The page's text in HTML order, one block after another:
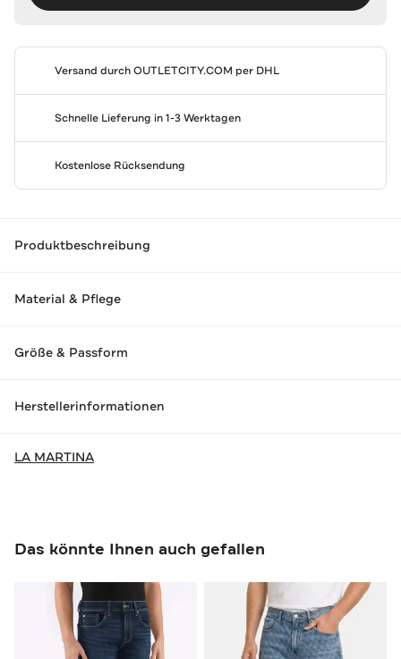
Versand durchOUTLETCITY.COM per DHL
Schnelle Lieferung in 1-3 Werktagen
Kostenlose Rücksendung
Produktbeschreibung
Material & Pflege
Größe & Passform
Herstellerinformationen
LA MARTINA
Das könnte Ihnen auch gefallen